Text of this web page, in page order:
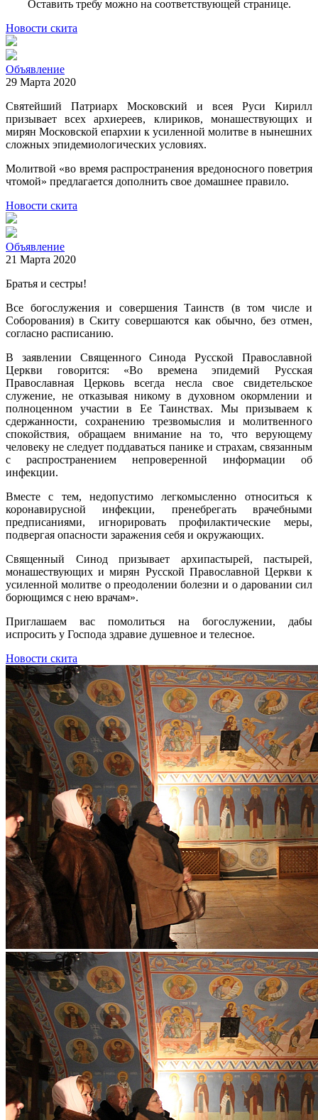
Оставить требу можно на соответствующей странице.
Новости скита
Объявление
29 Марта 2020
Святейший Патриарх Московский и всея Руси Кирилл
призывает всех архиереев, клириков, монашествующих и
мирян Московской епархии к усиленной молитве в нынешних
сложных эпидемиологических условиях.
Молитвой «во время распространения вредоносного поветрия
чтомой» предлагается дополнить свое домашнее правило.
Новости скита
Объявление
21 Марта 2020
Братья и сестры!
Все богослужения и совершения Таинств (в том числе и
Соборования) в Скиту совершаются как обычно, без отмен,
согласно расписанию.
В заявлении Священного Синода Русской Православной
Церкви говорится: «Во времена эпидемий Русская
Православная Церковь всегда несла свое свидетельское
служение, не отказывая никому в духовном окормлении и
полноценном участии в Ее Таинствах. Мы призываем к
сдержанности, сохранению трезвомыслия и молитвенного
спокойствия, обращаем внимание на то, что верующему
человеку не следует поддаваться панике и страхам, связанным
с распространением непроверенной информации об
инфекции.
Вместе с тем, недопустимо легкомысленно относиться к
коронавирусной инфекции, пренебрегать врачебными
предписаниями, игнорировать профилактические меры,
подвергая опасности заражения себя и окружающих.
Священный Синод призывает архипастырей, пастырей,
монашествующих и мирян Русской Православной Церкви к
усиленной молитве о преодолении болезни и о даровании сил
борющимся с нею врачам».
Приглашаем вас помолиться на богослужении, дабы
испросить у Господа здравие душевное и телесное.
Новости скита